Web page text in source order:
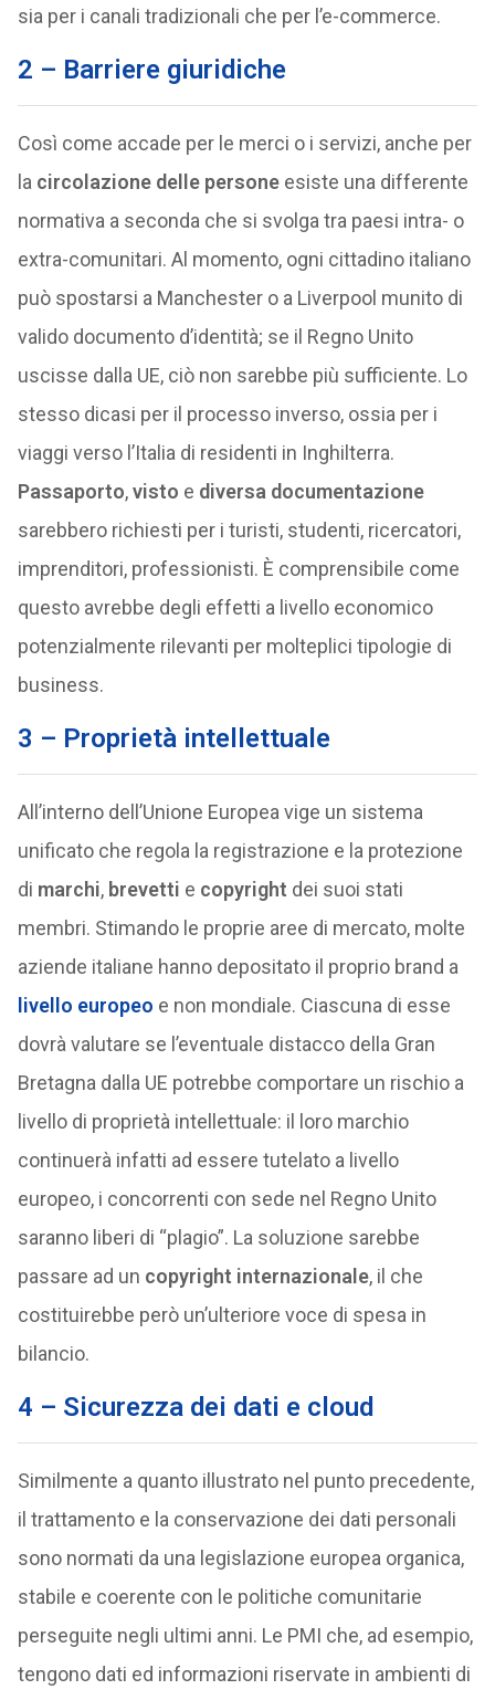
sia per i canali tradizionali che per l’e-commerce.
2 – Barriere giuridiche
Così come accade per le merci o i servizi, anche per
la circolazione delle personeesiste una differente
normativa a seconda che si svolga tra paesi intra- o
extra-comunitari. Al momento, ogni cittadino italiano
può spostarsi a Manchester o a Liverpool munito di
valido documento d’identità; se il Regno Unito
uscisse dalla UE, ciò non sarebbe più sufficiente. Lo
stesso dicasi per il processo inverso, ossia per i
viaggi verso l’Italia di residenti in Inghilterra.
Passaporto,visto e diversa documentazione
sarebbero richiesti per i turisti, studenti, ricercatori,
imprenditori, professionisti. È comprensibile come
questo avrebbe degli effetti a livello economico
potenzialmente rilevanti per molteplici tipologie di
business.
3 – Proprietà intellettuale
All’interno dell’Unione Europea vige un sistema
unificato che regola la registrazione e la protezione
di marchi, brevetti e copyright dei suoi stati
membri. Stimando le proprie aree di mercato, molte
aziende italiane hanno depositato il proprio brand a
livello europeo e non mondiale. Ciascuna di esse
dovrà valutare se l’eventuale distacco della Gran
Bretagna dalla UE potrebbe comportare un rischio a
livello di proprietà intellettuale: il loro marchio
continuerà infatti ad essere tutelato a livello
europeo, i concorrenti con sede nel Regno Unito
saranno liberi di “plagio”. La soluzione sarebbe
passare ad un copyright internazionale, il che
costituirebbe però un’ulteriore voce di spesa in
bilancio.
4 – Sicurezza dei dati e cloud
Similmente a quanto illustrato nel punto precedente,
il trattamento e la conservazione dei dati personali
sono normati da una legislazione europea organica,
stabile e coerente con le politiche comunitarie
perseguite negli ultimi anni. Le PMI che, ad esempio,
tengono dati ed informazioni riservate in ambienti di